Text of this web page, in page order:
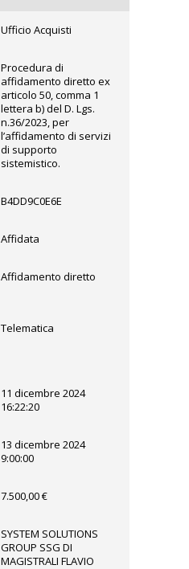
Ufficio Acquisti
Procedura di
affidamento diretto ex
articolo 50, comma 1
lettera b) del D. Lgs.
n.36/2023, per
l’affidamento di servizi
di supporto
sistemistico.
B4DD9C0E6E
Affidata
Affidamento diretto
Telematica
11 dicembre 2024
16:22:20
13 dicembre 2024
9:00:00
7.500,00 €
SYSTEM SOLUTIONS
GROUP SSG DI
MAGISTRALI FLAVIO